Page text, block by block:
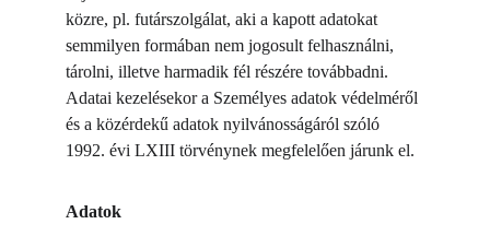
közre, pl. futárszolgálat, aki a kapott adatokat
semmilyen formában nem jogosult felhasználni,
tárolni, illetve harmadik fél részére továbbadni.
Adatai kezelésekor a Személyes adatok védelméről
és a közérdekű adatok nyilvánosságáról szóló
1992. évi LXIII törvénynek megfelelően járunk el.
Adatok